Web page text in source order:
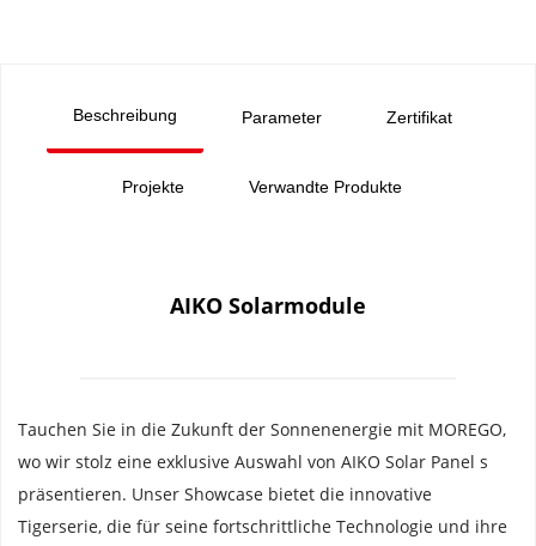
Beschreibung Parameter Zertifikat
Projekte Verwandte Produkte
AIKO Solarmodule
Tauchen Sie in die Zukunft der Sonnenenergie mit MOREGO,
wo wir stolz eine exklusive Auswahl von AIKO Solar Panel s
präsentieren. Unser Showcase bietet die innovative
Tigerserie, die für seine fortschrittliche Technologie und ihre